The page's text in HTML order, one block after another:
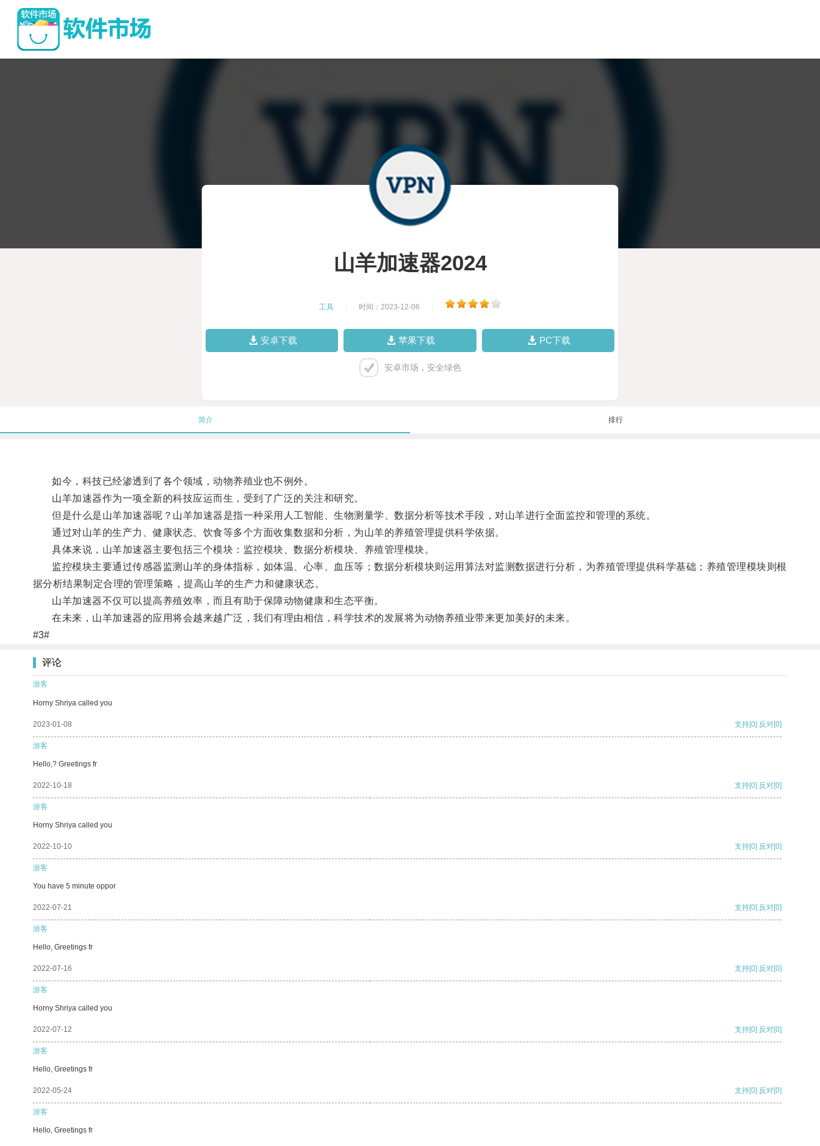
山羊加速器2024
工具 时间：2023-12-06
安卓下载 苹果下载 PC下载
安卓市场，安全绿色
简介 排行
如今，科技已经渗透到了各个领域，动物养殖业也不例外。
山羊加速器作为一项全新的科技应运而生，受到了广泛的关注和研究。
但是什么是山羊加速器呢？山羊加速器是指一种采用人工智能、生物测量学、数据分析等技术手段，对山羊进行全面监控和管理的系统。
通过对山羊的生产力、健康状态、饮食等多个方面收集数据和分析，为山羊的养殖管理提供科学依据。
具体来说，山羊加速器主要包括三个模块：监控模块、数据分析模块、养殖管理模块。
监控模块主要通过传感器监测山羊的身体指标，如体温、心率、血压等；数据分析模块则运用算法对监测数据进行分析，为养殖管理提供科学基础；养殖管理模块则根
据分析结果制定合理的管理策略，提高山羊的生产力和健康状态。
山羊加速器不仅可以提高养殖效率，而且有助于保障动物健康和生态平衡。
在未来，山羊加速器的应用将会越来越广泛，我们有理由相信，科学技术的发展将为动物养殖业带来更加美好的未来。
#3#
评论
游客
Horny Shriya called you
2023-01-08 支持[0] 反对[0]
游客
Hello,? Greetings fr
2022-10-18 支持[0] 反对[0]
游客
Horny Shriya called you
2022-10-10 支持[0] 反对[0]
游客
You have 5 minute oppor
2022-07-21 支持[0] 反对[0]
游客
Hello, Greetings fr
2022-07-16 支持[0] 反对[0]
游客
Horny Shriya called you
2022-07-12 支持[0] 反对[0]
游客
Hello, Greetings fr
2022-05-24 支持[0] 反对[0]
游客
Hello, Greetings fr